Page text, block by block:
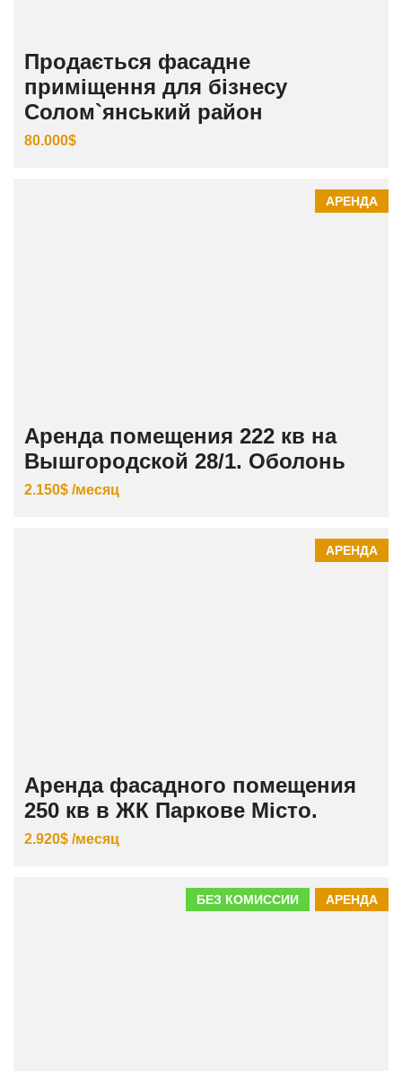
Продається фасадне
приміщення для бізнесу
Солом`янський район
80.000$
АРЕНДА
Аренда помещения 222 кв на
Вышгородской 28/1. Оболонь
2.150$ /месяц
АРЕНДА
Аренда фасадного помещения
250 кв в ЖК Паркове Місто.
2.920$ /месяц
АРЕНДА
БЕЗ КОМИССИИ